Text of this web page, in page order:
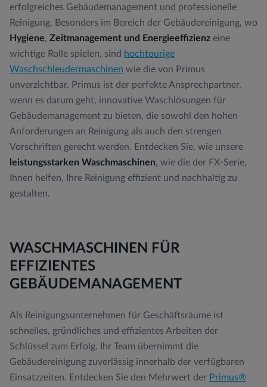
erfolgreiches Gebäudemanagement und professionelle
Reinigung. Besonders im Bereich der Gebäudereinigung, wo
Hygiene, Zeitmanagement und Energieeffizienz eine
wichtige Rolle spielen, sind hochtourige
Waschschleudermaschinen wie die von Primus
unverzichtbar. Primus ist der perfekte Ansprechpartner,
wenn es darum geht, innovative Waschlösungen für
Gebäudemanagement zu bieten, die sowohl den hohen
Anforderungen an Reinigung als auch den strengen
Vorschriften gerecht werden. Entdecken Sie, wie unsere
leistungsstarken Waschmaschinen, wie die der FX-Serie,
Ihnen helfen, Ihre Reinigung effizient und nachhaltig zu
gestalten.
WASCHMASCHINEN FÜR
EFFIZIENTES
GEBÄUDEMANAGEMENT
Als Reinigungsunternehmen für Geschäftsräume ist
schnelles, gründliches und effizientes Arbeiten der
Schlüssel zum Erfolg. Ihr Team übernimmt die
Gebäudereinigung zuverlässig innerhalb der verfügbaren
Einsatzzeiten. Entdecken Sie den Mehrwert der Primus®